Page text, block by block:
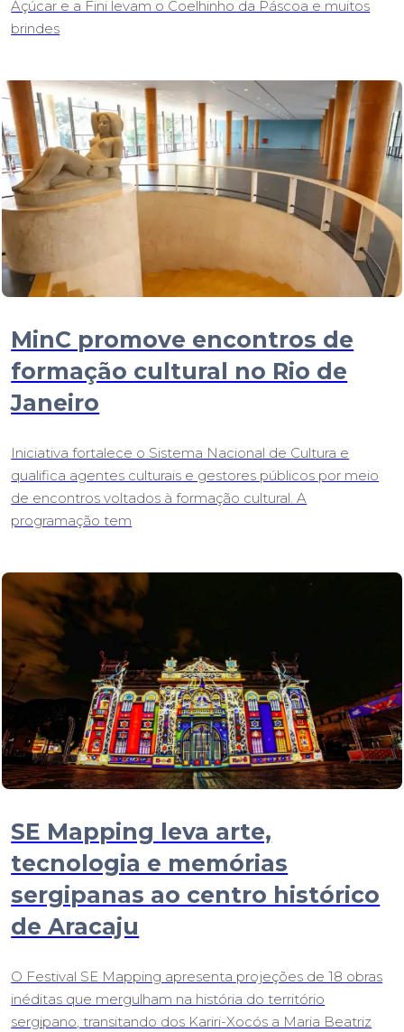
Açúcar e a Fini levam o Coelhinho da Páscoa e muitos
brindes
MinC promove encontros de
formação cultural no Rio de
Janeiro
Iniciativa fortalece o Sistema Nacional de Cultura e
qualifica agentes culturais e gestores públicos por meio
de encontros voltados à formação cultural. A
programação tem
SE Mapping leva arte,
tecnologia e memórias
sergipanas ao centro histórico
de Aracaju
O Festival SE Mapping apresenta projeções de 18 obras
inéditas que mergulham na história do território
sergipano, transitando dos Kariri-Xocós a Maria Beatriz